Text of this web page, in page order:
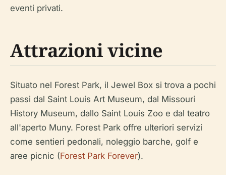
eventi privati.
Attrazioni vicine
Situato nel Forest Park, il Jewel Box si trova a pochi
passi dal Saint Louis Art Museum, dal Missouri
History Museum, dallo Saint Louis Zoo e dal teatro
all'aperto Muny. Forest Park offre ulteriori servizi
come sentieri pedonali, noleggio barche, golf e
aree picnic (Forest Park Forever).